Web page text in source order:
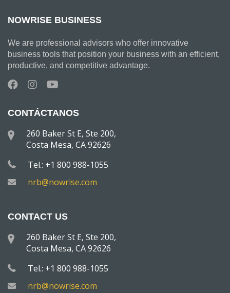
NOWRISE BUSINESS
We are professional advisors who offer innovative
business tools that position your business with an efficient,
productive, and competitive advantage.
CONTÁCTANOS
260 Baker St E, Ste 200,
Costa Mesa, CA 92626
Tel.: +1 800 988-1055
nrb@nowrise.com
CONTACT US
260 Baker St E, Ste 200,
Costa Mesa, CA 92626
Tel.: +1 800 988-1055
nrb@nowrise.com